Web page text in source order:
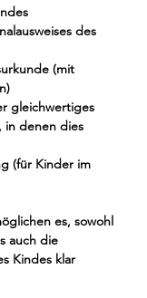
des
(mit
gleichwertiges
in denen dies
(für Kinder im
es, sowohl
auch die
Kindes klar